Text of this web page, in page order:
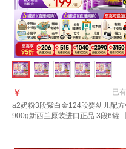
已有
￥
a2奶粉3段紫白金124段婴幼儿配
900g新西兰原装进口正品 3段6罐